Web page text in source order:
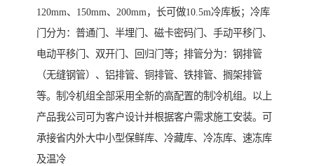
120mm、150mm、200mm，长可做10.5m冷库板；冷库
门分为：普通门、半埋门、磁卡密码门、手动平移门、
电动平移门、双开门、回归门等；排管分为：钢排管
（无缝钢管）、铝排管、铜排管、铁排管、搁架排管
等。制冷机组全部采用全新的高配置的制冷机组。以上
产品我公司可为客户设计并根据客户需求施工安装。可
承接省内外大中小型保鲜库、冷藏库、冷冻库、速冻库
及温冷